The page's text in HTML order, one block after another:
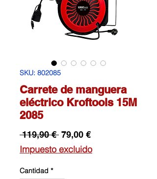
SKU: 802085
Carrete de manguera
eléctrico Kroftools 15M
2085
119,90 € Precio
79,00 €Precio
de
oferta
Impuesto excluido
Cantidad *